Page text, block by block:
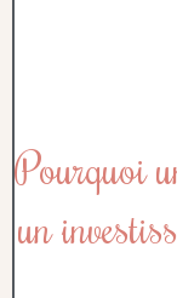
Pourquoi
un